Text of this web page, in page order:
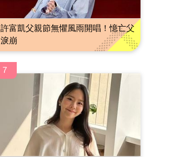
許富凱父親節無懼風雨開唱！憶亡父
淚崩
7